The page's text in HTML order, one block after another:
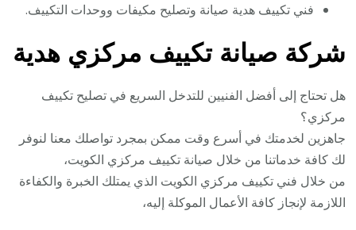
فني تكييف هدية صيانة وتصليح مكيفات ووحدات التكييف.
شركة صيانة تكييف مركزي هدية
هل تحتاج إلى أفضل الفنيين للتدخل السريع في تصليح تكييف
مركزي؟
جاهزين لخدمتك في أسرع وقت ممكن بمجرد تواصلك معنا لنوفر
لك كافة خدماتنا من خلال صيانة تكييف مركزي الكويت،
من خلال فني تكييف مركزي الكويت الذي يمتلك الخبرة والكفاءة
اللازمة لإنجاز كافة الأعمال الموكلة إليه،